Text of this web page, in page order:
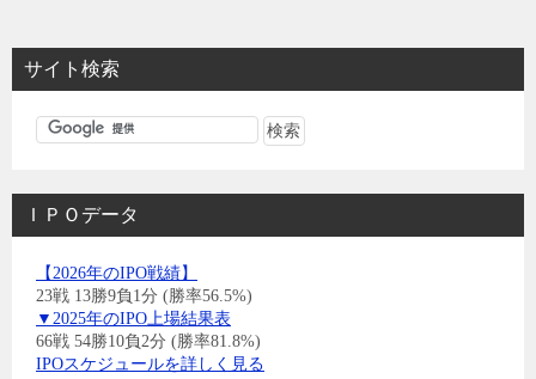
サイト検索
ＩＰＯデータ
【2026年のIPO戦績】
23戦 13勝9負1分 (勝率56.5%)
▼2025年のIPO上場結果表
66戦 54勝10負2分 (勝率81.8%)
IPOスケジュールを詳しく見る